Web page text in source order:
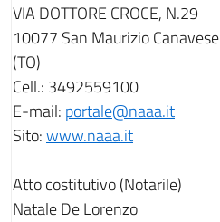
VIA DOTTORE CROCE, N.29
10077 San Maurizio Canavese
(TO)
Cell.: 3492559100
E-mail: portale@naaa.it
Sito:www.naaa.it
Atto costitutivo (Notarile)
Natale De Lorenzo